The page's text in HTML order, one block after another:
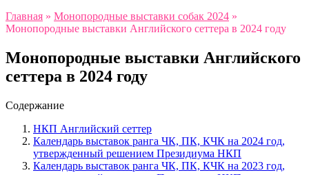
Главная » Монопородные выставки собак 2024 »
Монопородные выставки Английского сеттера в 2024 году
Монопородные выставки Английского
сеттера в 2024 году
Содержание
НКП Английский сеттер
Календарь выставок ранга ЧК, ПК, КЧК на 2024 год,
утвержденный решением Президиума НКП
Календарь выставок ранга ЧК, ПК, КЧК на 2023 год,